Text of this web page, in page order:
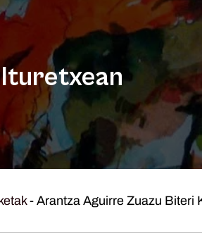
- Arantza Aguirre Zuazu Biteri